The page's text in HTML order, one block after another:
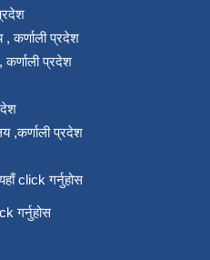
, कर्णाली प्रदेश
कर्णाली प्रदेश
,कर्णाली प्रदेश
click गर्नुहोस
गर्नुहोस